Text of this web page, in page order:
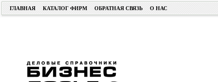
ГЛАВНАЯ КАТАЛОГ ФИРМ ОБРАТНАЯ СВЯЗЬ О НАС